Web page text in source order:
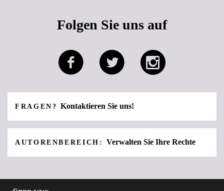
Folgen Sie uns auf
FRAGEN? Kontaktieren Sie uns!
AUTORENBEREICH: Verwalten Sie Ihre Rechte